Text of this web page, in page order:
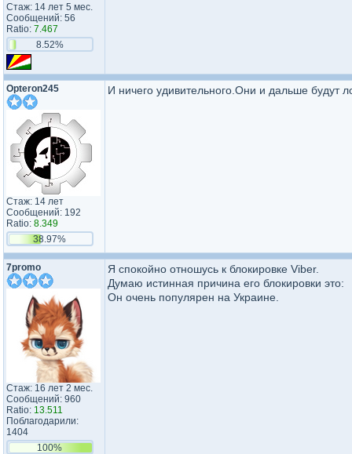
Стаж: 14 лет 5 мес.
Сообщений: 56
Ratio: 7.467
8.52%
Opteron245
Стаж: 14 лет
Сообщений: 192
Ratio: 8.349
38.97%
И ничего удивительного.Они и дальше будут
7promo
Стаж: 16 лет 2 мес.
Сообщений: 960
Ratio: 13.511
Поблагодарили:
1404
100%
Я спокойно отношусь к блокировке Viber.
Думаю истинная причина его блокировки это:
Он очень популярен на Украине.